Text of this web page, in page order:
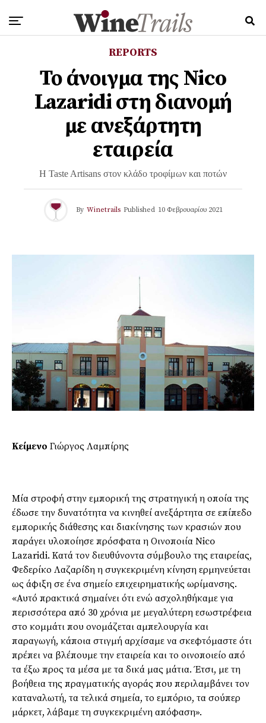
REPORTS
Το άνοιγμα της Nico
Lazaridi στη διανομή
με ανεξάρτητη
εταιρεία
Η Taste Artisans στον κλάδο τροφίμων και ποτών
By Winetrails Published 10 Φεβρουαρίου 2021
Κείμενο Γιώργος Λαμπίρης
Mία στροφή στην εμπορική της στρατηγική η οποία της
έδωσε την δυνατότητα να κινηθεί ανεξάρτητα σε επίπεδο
εμπορικής διάθεσης και διακίνησης των κρασιών που
παράγει υλοποίησε πρόσφατα η Οινοποιία Nico
Lazaridi. Κατά τον διευθύνοντα σύμβουλο της εταιρείας,
Φεδερίκο Λαζαρίδη η συγκεκριμένη κίνηση ερμηνεύεται
ως άφιξη σε ένα σημείο επιχειρηματικής ωρίμανσης.
«Αυτό πρακτικά σημαίνει ότι ενώ ασχοληθήκαμε για
περισσότερα από 30 χρόνια με μεγαλύτερη εσωστρέφεια
στο κομμάτι που ονομάζεται αμπελουργία και
παραγωγή, κάποια στιγμή αρχίσαμε να σκεφτόμαστε ότι
πρέπει να βλέπουμε την εταιρεία και το οινοποιείο από
τα έξω προς τα μέσα με τα δικά μας μάτια. Έτσι, με τη
βοήθεια της πραγματικής αγοράς που περιλαμβάνει τον
καταναλωτή, τα τελικά σημεία, το εμπόριο, τα σούπερ
μάρκετ, λάβαμε τη συγκεκριμένη απόφαση».